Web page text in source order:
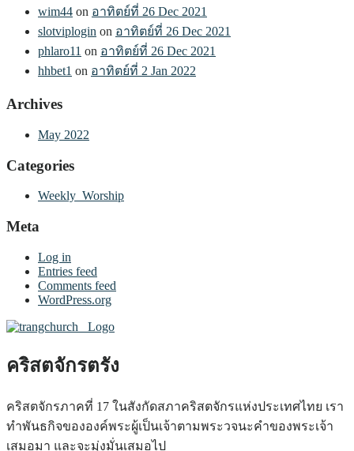
wim44 on อาทิตย์ที่ 26 Dec 2021
slotviplogin on อาทิตย์ที่ 26 Dec 2021
phlaro11 on อาทิตย์ที่ 26 Dec 2021
hhbet1 on อาทิตย์ที่ 2 Jan 2022
Archives
May 2022
Categories
Weekly_Worship
Meta
Log in
Entries feed
Comments feed
WordPress.org
คริสตจักรตรัง
คริสตจักรภาคที่ 17 ในสังกัดสภาคริสตจักรแห่งประเทศไทย เรา
ทำพันธกิจขององค์พระผู้เป็นเจ้าตามพระวจนะคำของพระเจ้า
เสมอมา และจะมุ่งมั่นเสมอไป